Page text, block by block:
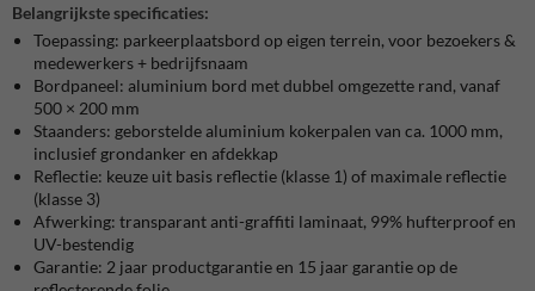
Belangrijkste specificaties:
Toepassing: parkeerplaatsbord op eigen terrein, voor bezoekers &
medewerkers + bedrijfsnaam
Bordpaneel: aluminium bord met dubbel omgezette rand, vanaf
500 × 200 mm
Staanders: geborstelde aluminium kokerpalen van ca. 1000 mm,
inclusief grondanker en afdekkap
Reflectie: keuze uit basis reflectie (klasse 1) of maximale reflectie
(klasse 3)
Afwerking: transparant anti-graffiti laminaat, 99% hufterproof en
UV-bestendig
Garantie: 2 jaar productgarantie en 15 jaar garantie op de